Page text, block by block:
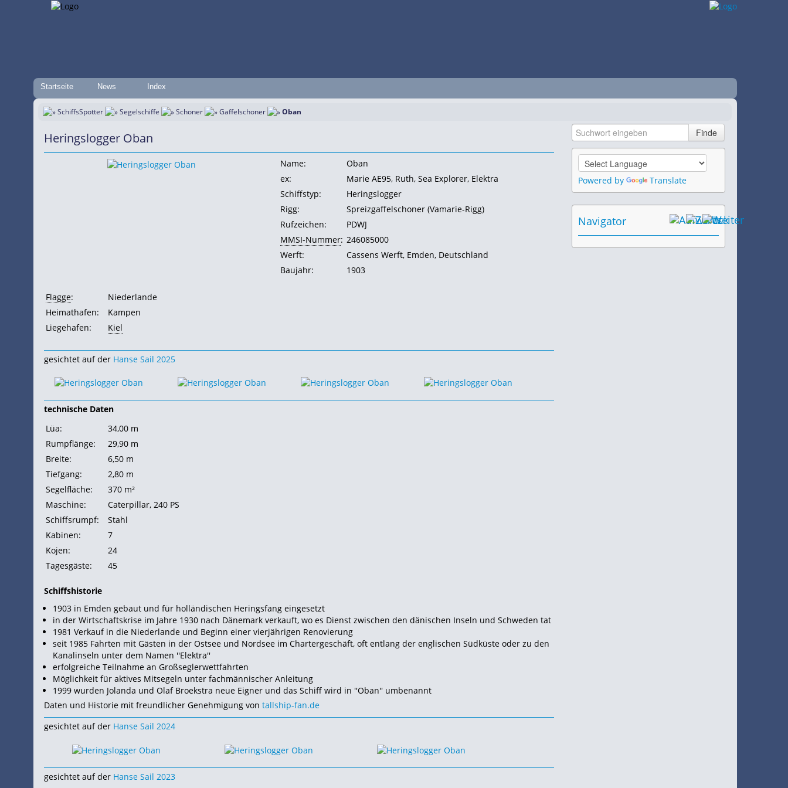
Startseite News Index
SchiffsSpotter Segelschiffe Schoner Gaffelschoner Oban
Heringslogger Oban
Name:
Oban
ex:
Marie AE95, Ruth, Sea Explorer, Elektra
Schiffstyp:
Heringslogger
Rigg:
Spreizgaffelschoner (Vamarie-Rigg)
Rufzeichen:
PDWJ
MMSI-Nummer: 246085000
Werft:
Cassens Werft, Emden, Deutschland
Baujahr:
1903
Flagge:
Niederlande
Heimathafen:
Kampen
Liegehafen:
Kiel
gesichtet auf der Hanse Sail 2025
technische Daten
Lüa:
34,00 m
Rumpflänge:
29,90 m
Breite:
6,50 m
Tiefgang:
2,80 m
Segelfläche:
370 m²
Maschine:
Caterpillar, 240 PS
Schiffsrumpf:
Stahl
Kabinen:
7
Kojen:
24
Tagesgäste:
45
Schiffshistorie
1903 in Emden gebaut und für holländischen Heringsfang eingesetzt
in der Wirtschaftskrise im Jahre 1930 nach Dänemark verkauft, wo es Dienst zwischen den dänischen Inseln und Schweden tat
1981 Verkauf in die Niederlande und Beginn einer vierjährigen Renovierung
seit 1985 Fahrten mit Gästen in der Ostsee und Nordsee im Chartergeschäft, oft entlang der englischen Südküste oder zu den
Kanalinseln unter dem Namen ''Elektra''
erfolgreiche Teilnahme an Großseglerwettfahrten
Möglichkeit für aktives Mitsegeln unter fachmännischer Anleitung
1999 wurden Jolanda und Olaf Broekstra neue Eigner und das Schiff wird in ''Oban'' umbenannt
Daten und Historie mit freundlicher Genehmigung von tallship-fan.de
gesichtet auf der Hanse Sail 2024
gesichtet auf der Hanse Sail 2023
Powered by Translate
Navigator